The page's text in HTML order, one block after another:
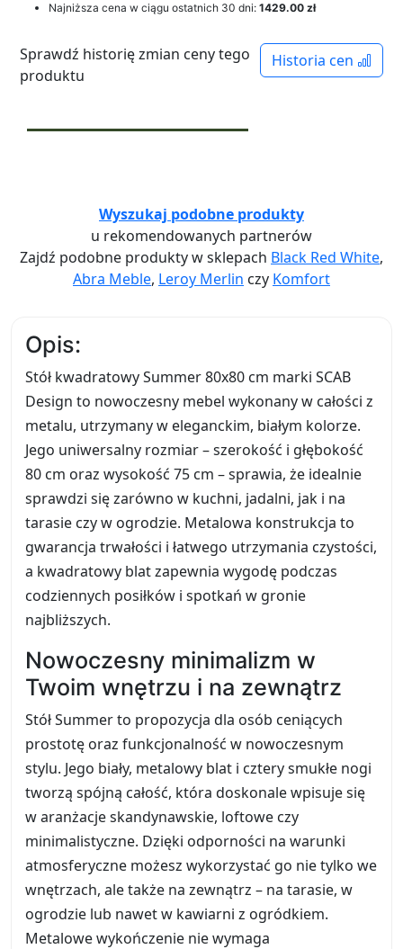
Najniższa cena w ciągu ostatnich 30 dni: 1429.00 zł
Historia cen
Sprawdź historię zmian ceny tego
produktu
Wyszukaj podobne produkty
u rekomendowanych partnerów
Zajdź podobne produkty w sklepach Black Red White,
Abra Meble, Leroy Merlin czy Komfort
Opis:
Stół kwadratowy Summer 80x80 cm marki SCAB
Design to nowoczesny mebel wykonany w całości z
metalu, utrzymany w eleganckim, białym kolorze.
Jego uniwersalny rozmiar – szerokość i głębokość
80 cm oraz wysokość 75 cm – sprawia, że idealnie
sprawdzi się zarówno w kuchni, jadalni, jak i na
tarasie czy w ogrodzie. Metalowa konstrukcja to
gwarancja trwałości i łatwego utrzymania czystości,
a kwadratowy blat zapewnia wygodę podczas
codziennych posiłków i spotkań w gronie
najbliższych.
Nowoczesny minimalizm w
Twoim wnętrzu i na zewnątrz
Stół Summer to propozycja dla osób ceniących
prostotę oraz funkcjonalność w nowoczesnym
stylu. Jego biały, metalowy blat i cztery smukłe nogi
tworzą spójną całość, która doskonale wpisuje się
w aranżacje skandynawskie, loftowe czy
minimalistyczne. Dzięki odporności na warunki
atmosferyczne możesz wykorzystać go nie tylko we
wnętrzach, ale także na zewnątrz – na tarasie, w
ogrodzie lub nawet w kawiarni z ogródkiem.
Metalowe wykończenie nie wymaga